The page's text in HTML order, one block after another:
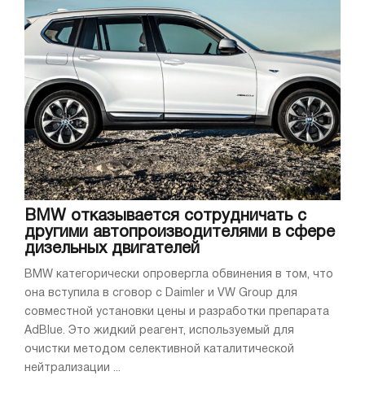
BMW отказывается сотрудничать с
другими автопроизводителями в сфере
дизельных двигателей
BMW категорически опровергла обвинения в том, что
она вступила в сговор с Daimler и VW Group для
совместной установки цены и разработки препарата
AdBlue. Это жидкий реагент, используемый для
очистки методом селективной каталитической
нейтрализации ...